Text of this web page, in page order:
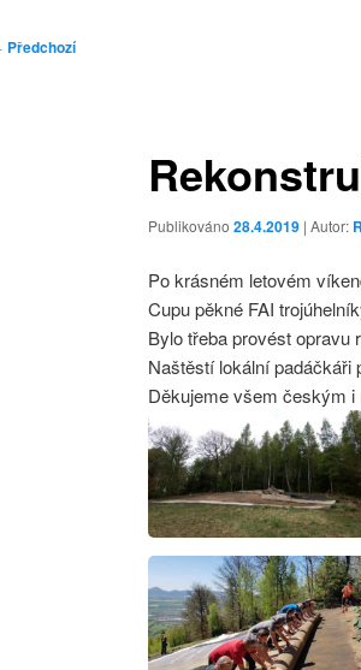
Předchozí
Publikováno 28.4.2019 | Autor:
Po krásném letovém
Cupu pěkné FAI
Bylo třeba provést
Naštěstí lokální padáčkáři
Děkujeme všem českým